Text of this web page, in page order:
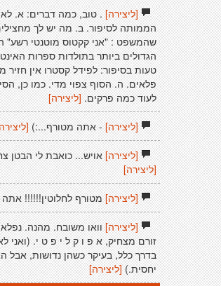
[ליצירה]. טוב, כמה דברים: א.
הממותה לסיפור. ב. מה יש לך
שהמשפט : "אני קקטוס מוטנטי
הגדולים ביותר בתולדות ספרות
טעות בסיפור: לפידל קסטרו אין חזיר
פלאים. ה. הסוף צפוי מדי. כמו כן,
לעוד כמה פרקים. [ליצירה]
[ליצירה]- אתה מטורף...:)
[ליצירה]אויש... כואבת לי הבטן
[ליצירה]
[ליצירה]מטורף לחלוטין!!!!!! אתה
[ליצירה]וואו משובח. מהנה.
זורם מצחיק, א פ ו ק ל י פ ט י. (ואני
בדרך כלל, בעיקר כשהן נדושות, אבל
יחסית.) [ליצירה]